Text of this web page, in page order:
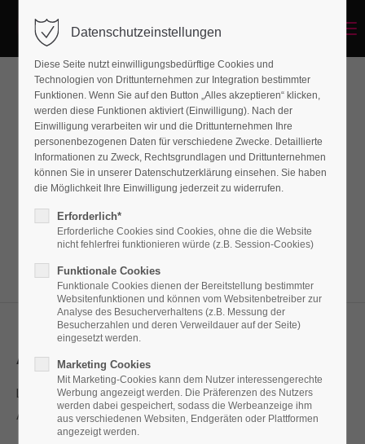
Animated Chartbars
Lorem ipsum dolor sit amet, consectetuer
adipiscing elit. Aenean commodo ligula eget
dolor. Aenean massa.
Animated chartbars
Lorem ipsum dolor sit amet, consectetuer adipiscing elit.
Aenean commodo ligula eget dolor.
Datenschutzeinstellungen
Diese Seite nutzt einwilligungsbedürftige Cookies und
Technologien von Drittunternehmen zur Integration bestimmter
Funktionen. Wenn Sie auf den Button „Alles akzeptieren“ klicken,
werden diese Funktionen aktiviert (Einwilligung). Nach der
Einwilligung verarbeiten wir und die Drittunternehmen Ihre
personenbezogenen Daten für verschiedene Zwecke. Detaillierte
Informationen zu Zweck, Rechtsgrundlagen und Drittunternehmen
können Sie in unserer Datenschutzerklärung einsehen. Sie haben
die Möglichkeit Ihre Einwilligung jederzeit zu widerrufen.
Erforderlich*
Erforderliche Cookies sind Cookies, ohne die die Website
nicht fehlerfrei funktionieren würde (z.B. Session-Cookies)
Funktionale Cookies
Funktionale Cookies dienen der Bereitstellung bestimmter
Websitenfunktionen und können vom Websitenbetreiber zur
Analyse des Besucherverhaltens (z.B. Messung der
Besucherzahlen und deren Verweildauer auf der Seite)
eingesetzt werden.
Marketing Cookies
Mit Marketing-Cookies kann dem Nutzer interessengerechte
Werbung angezeigt werden. Die Präferenzen des Nutzers
werden dabei gespeichert, sodass die Werbeanzeige ihm
aus verschiedenen Websiten, Endgeräten oder Plattformen
angezeigt werden.